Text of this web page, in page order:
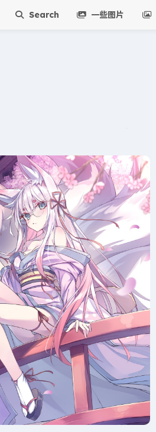
Search 一些图片